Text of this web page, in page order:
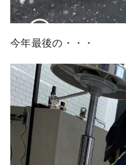
今年最後の・・・